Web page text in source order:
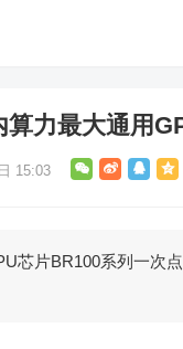
力最大通用
15:03
芯片BR100系列一次